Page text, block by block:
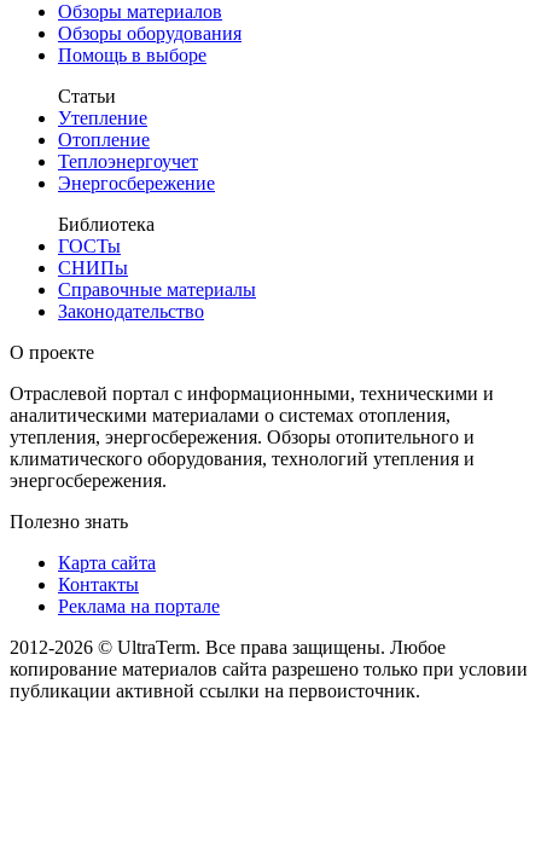
Обзоры материалов
Обзоры оборудования
Помощь в выборе
Статьи
Утепление
Отопление
Теплоэнергоучет
Энергосбережение
Библиотека
ГОСТы
СНИПы
Справочные материалы
Законодательство
О проекте
Отраслевой портал с информационными, техническими и
аналитическими материалами о системах отопления,
утепления, энергосбережения. Обзоры отопительного и
климатического оборудования, технологий утепления и
энергосбережения.
Полезно знать
Карта сайта
Контакты
Реклама на портале
2012-2026 © UltraTerm. Все права защищены. Любое
копирование материалов сайта разрешено только при условии
публикации активной ссылки на первоисточник.